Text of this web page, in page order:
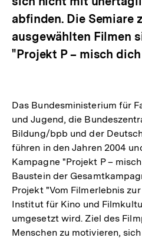
abfinden. Die Semiare
ausgewählten Filmen
"Projekt P – misch
Das Bundesministerium für
und Jugend, die
Bildung/bpb und der
führen in den Jahren 2004
Kampagne "Projekt P –
Baustein der
Projekt "Vom Filmerlebnis
Institut für Kino und
umgesetzt wird. Ziel des
Menschen zu motivieren,